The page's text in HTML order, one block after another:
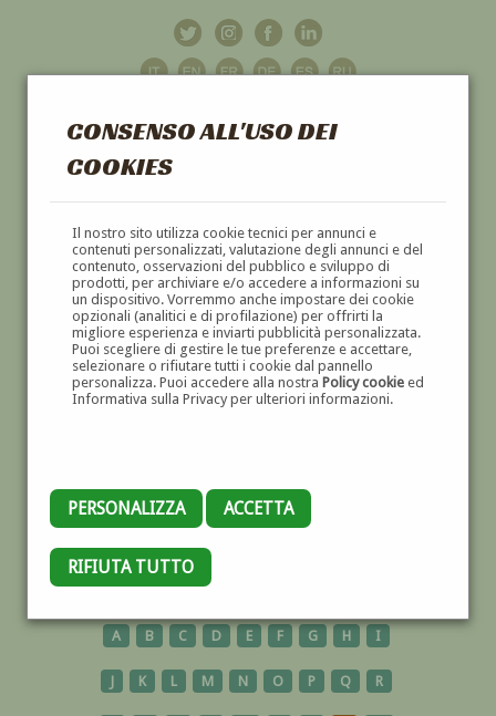
CONSENSO ALL'USO DEI
COOKIES
Il nostro sito utilizza cookie tecnici per annunci e
contenuti personalizzati, valutazione degli annunci e del
contenuto, osservazioni del pubblico e sviluppo di
prodotti, per archiviare e/o accedere a informazioni su
un dispositivo. Vorremmo anche impostare dei cookie
opzionali (analitici e di profilazione) per offrirti la
migliore esperienza e inviarti pubblicità personalizzata.
Puoi scegliere di gestire le tue preferenze e accettare,
selezionare o rifiutare tutti i cookie dal pannello
personalizza. Puoi accedere alla nostra Policy cookieed
Informativa sulla Privacy per ulteriori informazioni.
PERSONALIZZA ACCETTA
RIFIUTA TUTTO
GALLERIAD'ARTE
DIPINTI E SCULTURE '800 E '900
AUTORI
A B C D E F G H I
J K L M N O P Q R